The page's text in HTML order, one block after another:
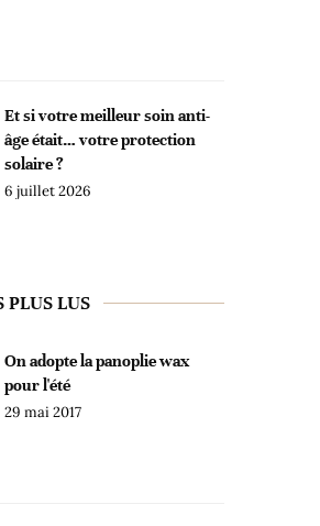
Et si votre meilleur soin anti-
âge était… votre protection
solaire ?
6 juillet 2026
PLUS LUS
On adopte la panoplie wax
pour l'été
29 mai 2017